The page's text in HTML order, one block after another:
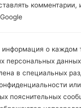
Обзор
комментарии,
информация о каждом
персональных данных
в специальных
пояснительных